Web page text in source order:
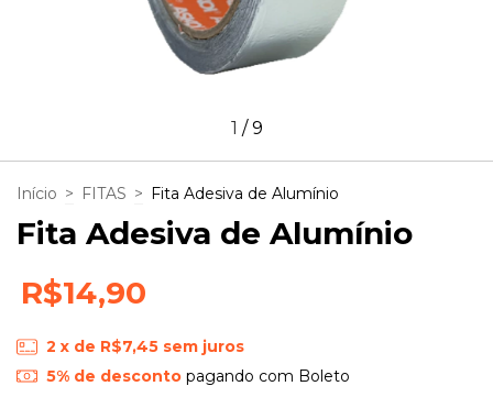
1 /9
Início > FITAS > Fita Adesiva de Alumínio
Fita Adesiva de Alumínio
R$14,90
2 x de R$7,45 sem juros
5% de descontopagando com Boleto